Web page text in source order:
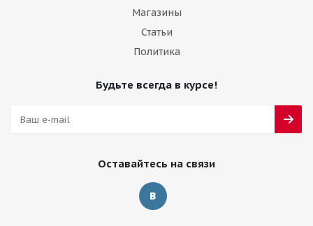
Магазины
Статьи
Политика
Будьте всегда в курсе!
Оставайтесь на связи